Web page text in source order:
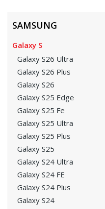
SAMSUNG
Galaxy S
Galaxy S26 Ultra
Galaxy S26 Plus
Galaxy S26
Galaxy S25 Edge
Galaxy S25 Fe
Galaxy S25 Ultra
Galaxy S25 Plus
Galaxy S25
Galaxy S24 Ultra
Galaxy S24 FE
Galaxy S24 Plus
Galaxy S24